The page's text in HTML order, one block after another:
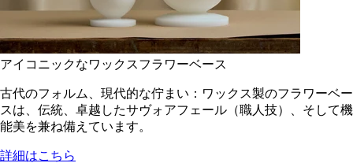
アイコニックなワックスフラワーベース
古代のフォルム、現代的な佇まい：ワックス製のフラワーベー
スは、伝統、卓越したサヴォアフェール（職人技）、そして機
能美を兼ね備えています。
詳細はこちら